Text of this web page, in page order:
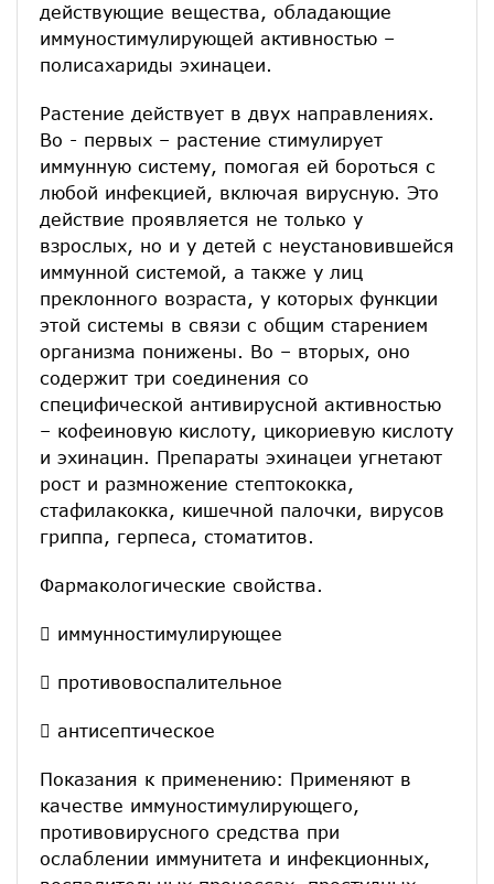
действующие вещества, обладающие
иммуностимулирующей активностью –
полисахариды эхинацеи.
Растение действует в двух направлениях.
Во - первых – растение стимулирует
иммунную систему, помогая ей бороться с
любой инфекцией, включая вирусную. Это
действие проявляется не только у
взрослых, но и у детей с неустановившейся
иммунной системой, а также у лиц
преклонного возраста, у которых функции
этой системы в связи с общим старением
организма понижены. Во – вторых, оно
содержит три соединения со
специфической антивирусной активностью
– кофеиновую кислоту, цикориевую кислоту
и эхинацин. Препараты эхинацеи угнетают
рост и размножение стептококка,
стафилакокка, кишечной палочки, вирусов
гриппа, герпеса, стоматитов.
Фармакологические свойства.
 иммунностимулирующее
 противовоспалительное
 антисептическое
Показания к применению: Применяют в
качестве иммуностимулирующего,
противовирусного средства при
ослаблении иммунитета и инфекционных,